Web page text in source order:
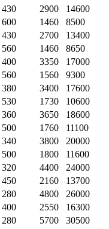
430 2900
14600
600 1460
8500
430 2700
13400
560 1460
8650
400 3350
17000
560 1560
9300
380 3400
17600
530 1730
10600
360 3650
18600
500 1760
11100
340 3800
20000
500 1800
11600
320 4400
24000
450 2160
13700
280 4800
26000
400 2550
16300
280 5700
30500